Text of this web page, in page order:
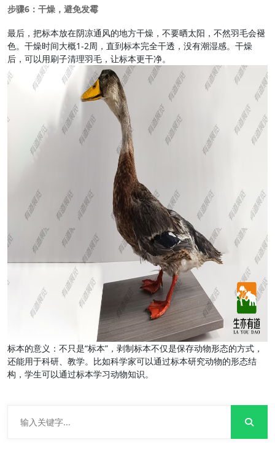
步骤6：干燥，避免发霉
最后，把标本放在阴凉通风的地方干燥，不要晒太阳，不然羽毛会褪
色。干燥时间大概1-2周，直到标本完全干透，没有潮湿感。干燥
后，可以用刷子清理羽毛，让标本更干净。
标本的意义：不只是“标本”，剥制标本不仅是保存动物形态的方式，
还能用于科研、教学。比如科学家可以通过标本研究动物的形态结
构，学生可以通过标本学习动物知识。